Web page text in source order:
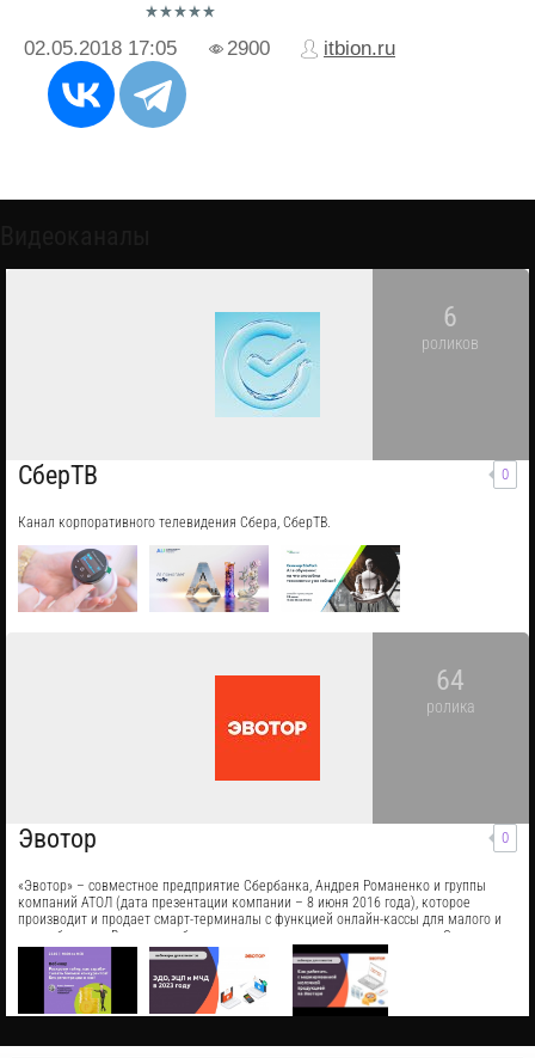
02.05.2018 17:05 2900 itbion.ru
6
роликов
0
СберТВ
Канал корпоративного телевидения Сбера, СберТВ.
64
ролика
0
Эвотор
«Эвотор» – совместное предприятие Сбербанка, Андрея Романенко и группы
компаний АТОЛ (дата презентации компании – 8 июня 2016 года), которое
производит и продает смарт-терминалы с функцией онлайн-кассы для малого и
микробизнеса. В названии бренда заложена основная идея проекта: «Эвотор» –
эволюция торговли.